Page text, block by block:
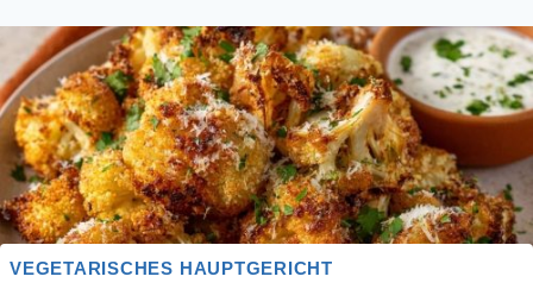
VEGETARISCHES HAUPTGERICHT